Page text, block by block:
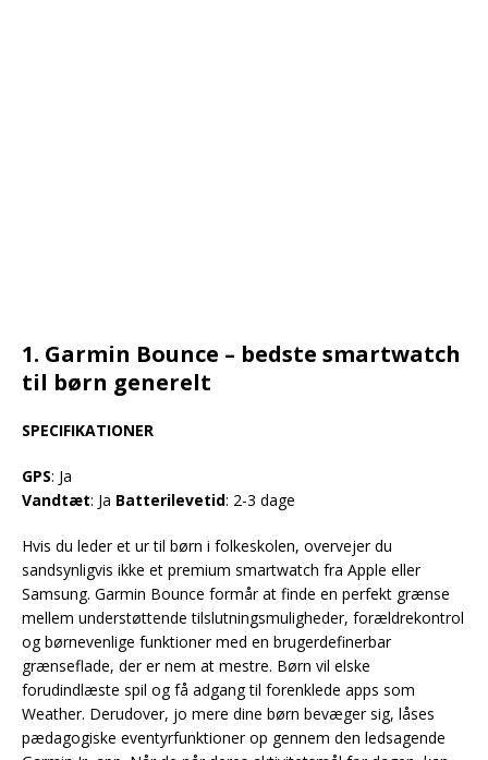
1. Garmin Bounce – bedste smartwatch
til børn generelt
SPECIFIKATIONER
GPS: Ja
Vandtæt: Ja Batterilevetid: 2-3 dage
Hvis du leder et ur til børn i folkeskolen, overvejer du
sandsynligvis ikke et premium smartwatch fra Apple eller
Samsung. Garmin Bounce formår at finde en perfekt grænse
mellem understøttende tilslutningsmuligheder, forældrekontrol
og børnevenlige funktioner med en brugerdefinerbar
grænseflade, der er nem at mestre. Børn vil elske
forudindlæste spil og få adgang til forenklede apps som
Weather. Derudover, jo mere dine børn bevæger sig, låses
pædagogiske eventyrfunktioner op gennem den ledsagende